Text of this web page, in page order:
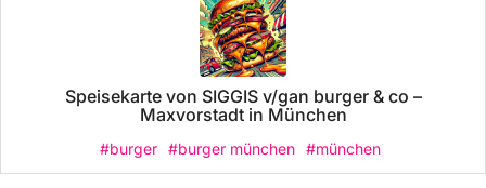
Speisekarte von SIGGIS v/gan burger & co –
Maxvorstadt in München
#burger #burger münchen #münchen